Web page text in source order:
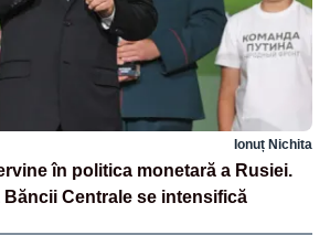
Ionuț Nichita
în politica monetară a Rusiei.
Băncii Centrale se intensifică